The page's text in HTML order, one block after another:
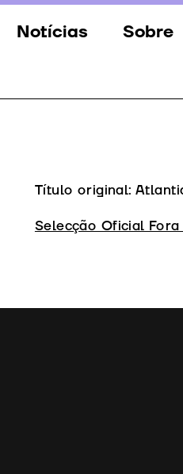
Notícias Sobre
Equipa
Título original:
Selecção Oficial